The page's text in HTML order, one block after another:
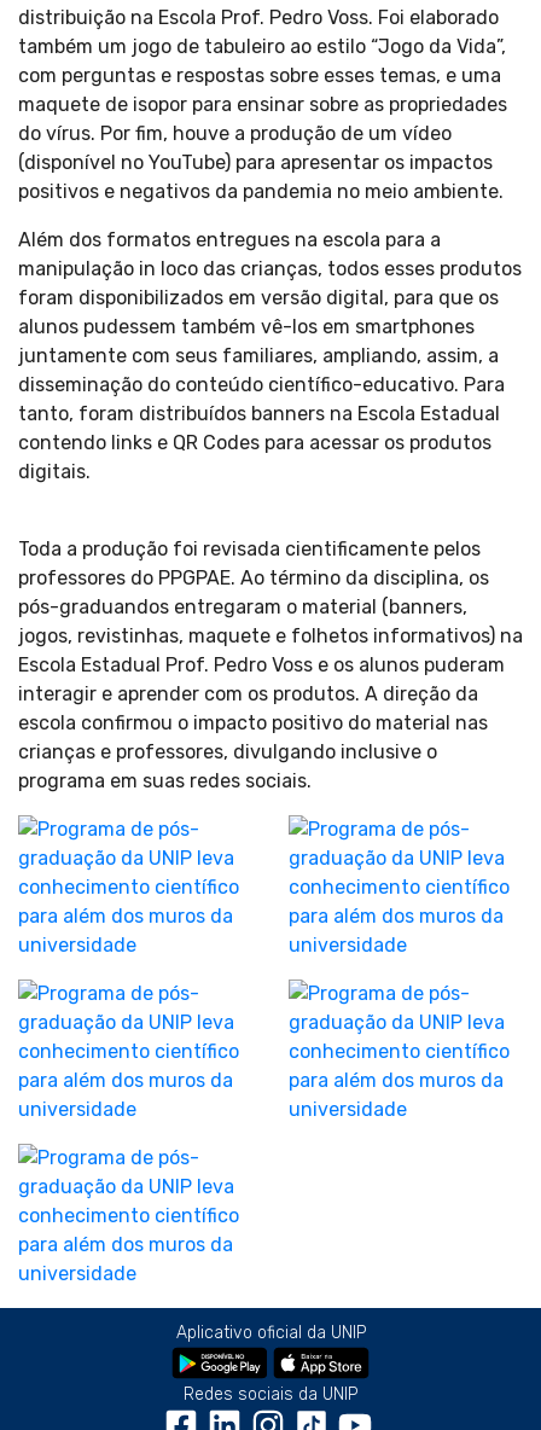
distribuição na Escola Prof. Pedro Voss. Foi elaborado
também um jogo de tabuleiro ao estilo “Jogo da Vida”,
com perguntas e respostas sobre esses temas, e uma
maquete de isopor para ensinar sobre as propriedades
do vírus. Por fim, houve a produção de um vídeo
(disponível no YouTube) para apresentar os impactos
positivos e negativos da pandemia no meio ambiente.
Além dos formatos entregues na escola para a
manipulação in loco das crianças, todos esses produtos
foram disponibilizados em versão digital, para que os
alunos pudessem também vê-los em smartphones
juntamente com seus familiares, ampliando, assim, a
disseminação do conteúdo científico-educativo. Para
tanto, foram distribuídos banners na Escola Estadual
contendo links e QR Codes para acessar os produtos
digitais.
Toda a produção foi revisada cientificamente pelos
professores do PPGPAE. Ao término da disciplina, os
pós-graduandos entregaram o material (banners,
jogos, revistinhas, maquete e folhetos informativos) na
Escola Estadual Prof. Pedro Voss e os alunos puderam
interagir e aprender com os produtos. A direção da
escola confirmou o impacto positivo do material nas
crianças e professores, divulgando inclusive o
programa em suas redes sociais.
Aplicativo oficial da UNIP
Redes sociais da UNIP